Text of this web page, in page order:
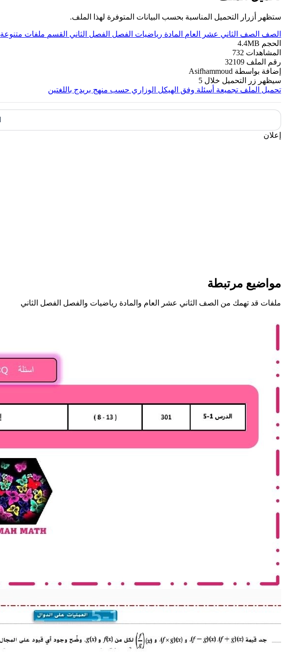
ستظهر أزرار التحميل المناسبة بحسب البيانات المتوفرة لهذا الملف.
الصف الصف الثاني عشر العام المادة رياضيات الفصل الفصل الثاني القسم ملفات متنوعة
الحجم 4.4MB
المشاهدات 732
رقم الملف 32109
إضافة بواسطة Asifhammoud
سيظهر زر التحميل خلال 5
تحميل الملف تجميعة أسئلة وفق الهيكل الوزاري حسب منهج بريدج باللغتين
إعلان
مواضيع مرتبطة
ملفات قد تهمك من الصف الثاني عشر العام والمادة رياضيات والفصل الفصل الثاني